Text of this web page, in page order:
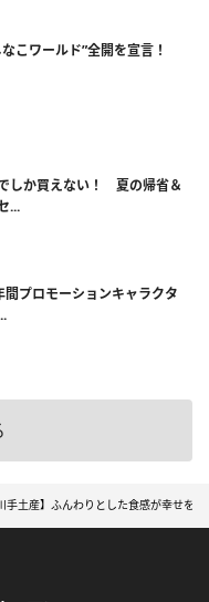
こワールド”全開を宣言！
しか買えない！ 夏の帰省＆
...
間プロモーションキャラクタ
手土産】ふんわりとした食感が幸せを